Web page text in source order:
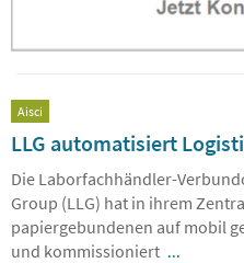
Aisci
LLG automatisiert
Die Laborfachhändler-
Group (LLG) hat in ihrem
papiergebundenen auf mobil
und kommissioniert ...